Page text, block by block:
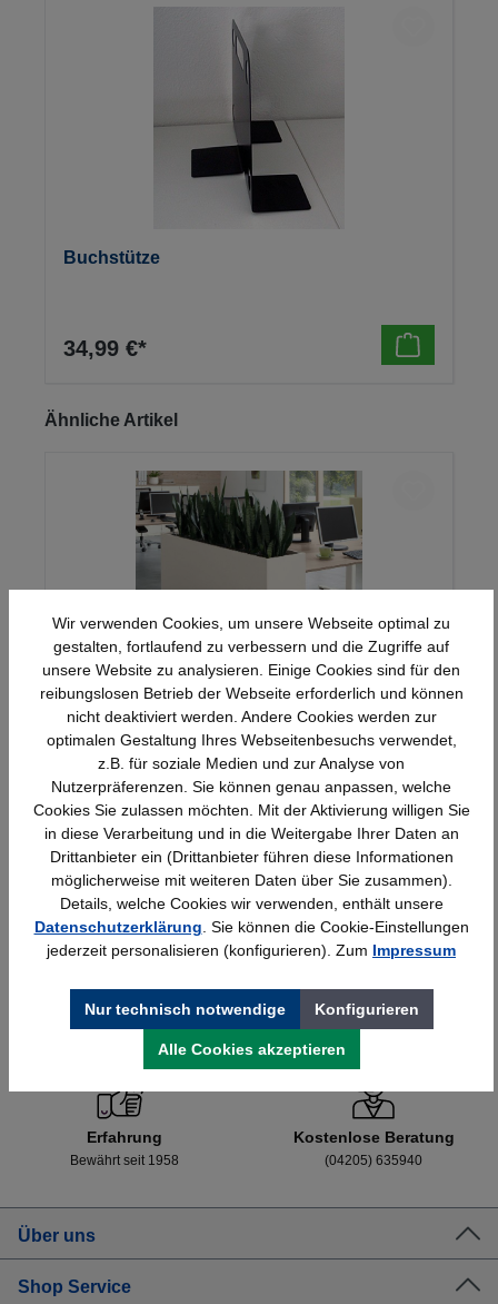
Buchstütze
34,99 €*
Produktgalerie überspringen
Ähnliche Artikel
KIT-Blumenkasten, Serie crew C
898,45 €* Details
Schnelle Lieferung Topmarken
Erfahrung
Bewährt seit 1958
Kostenlose Beratung
(04205) 635940
Über uns
Shop Service
Wir verwenden Cookies, um unsere Webseite optimal zu
gestalten, fortlaufend zu verbessern und die Zugriffe auf
unsere Website zu analysieren. Einige Cookies sind für den
reibungslosen Betrieb der Webseite erforderlich und können
nicht deaktiviert werden. Andere Cookies werden zur
optimalen Gestaltung Ihres Webseitenbesuchs verwendet,
z.B. für soziale Medien und zur Analyse von
Nutzerpräferenzen. Sie können genau anpassen, welche
Cookies Sie zulassen möchten. Mit der Aktivierung willigen Sie
in diese Verarbeitung und in die Weitergabe Ihrer Daten an
Drittanbieter ein (Drittanbieter führen diese Informationen
möglicherweise mit weiteren Daten über Sie zusammen).
Details, welche Cookies wir verwenden, enthält unsere
Datenschutzerklärung . Sie können die Cookie-Einstellungen
jederzeit personalisieren (konfigurieren). Zum Impressum
Nur technisch notwendige Konfigurieren
Alle Cookies akzeptieren